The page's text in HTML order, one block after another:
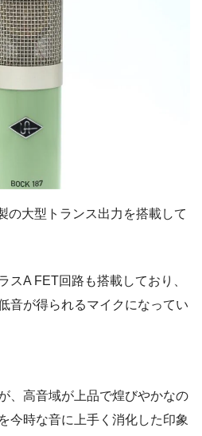
の大型トランス出力を搭載して
スA FET回路も搭載しており、
音が得られるマイクになってい
、高音域が上品で煌びやかなの
今時な音に上手く消化した印象